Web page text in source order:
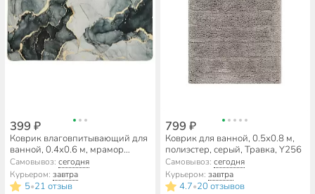
399 ₽
Коврик влаговпитывающий для
ванной, 0.4х0.6 м, мрамор
графит, A090049
Самовывоз:сегодня
Курьером:завтра
5•21 отзыв
799 ₽
Коврик для ванной, 0.5х0.8 м,
полиэстер, серый, Травка, Y256
Самовывоз: сегодня
Курьером: завтра
4.7•20 отзывов